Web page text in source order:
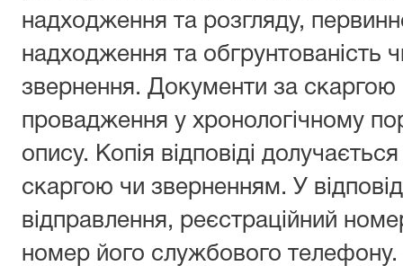
надходження та розгляду,
надходження та обгрунтованість
звернення. Документи за
провадження у хронологічному
опису. Копія відповіді
скаргою чи зверненням. У
відправлення, реєстраційний
номер його службового телефону.